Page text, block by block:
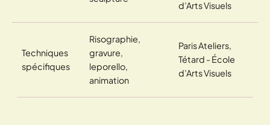
d’Arts Visuels
Techniques
spécifiques
Risographie,
gravure,
leporello,
animation
Paris Ateliers,
Tétard - École
d’Arts Visuels